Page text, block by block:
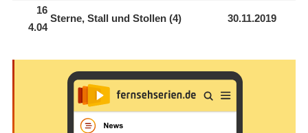
16
4.04
Sterne, Stall und Stollen (4) 30.11.2019